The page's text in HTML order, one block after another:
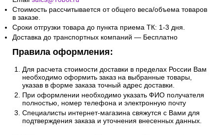
Стоимость рассчитывается от общего веса/объема товаров
в заказе.
Сроки отгрузки товара до пункта приема ТК: 1-3 дня.
Доставка до транспортных компаний — Бесплатно
Правила оформления:
Для расчета стоимости доставки в пределах России Вам
необходимо оформить заказ на выбранные товары,
указав в форме заказа точный адрес доставки.
При оформлении необходимо указать ФИО получателя
полностью, номер телефона и электронную почту
Специалисты интернет-магазина свяжутся с Вами для
подтверждения заказа и уточнения внесенных данных.